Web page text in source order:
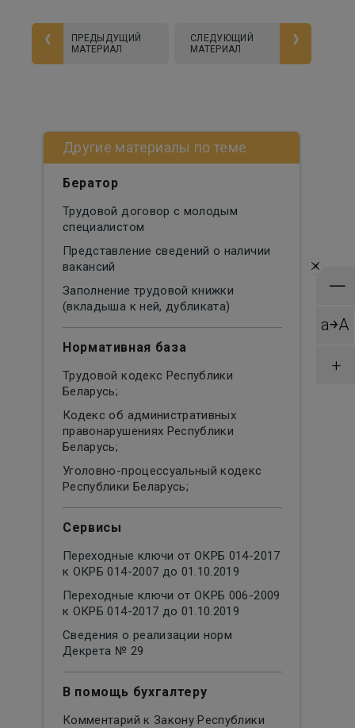
ПРЕДЫДУЩИЙ
МАТЕРИАЛ
СЛЕДУЮЩИЙ
МАТЕРИАЛ
Другие материалы по теме
Бератор
Трудовой договор с молодым
специалистом
Представление сведений о наличии
вакансий
Заполнение трудовой книжки
(вкладыша к ней, дубликата)
Нормативная база
Трудовой кодекс Республики
Беларусь;
Кодекс об административных
правонарушениях Республики
Беларусь;
Уголовно-процессуальный кодекс
Республики Беларусь;
Сервисы
Переходные ключи от ОКРБ 014-2017
к ОКРБ 014-2007 до 01.10.2019
Переходные ключи от ОКРБ 006-2009
к ОКРБ 014-2017 до 01.10.2019
Сведения о реализации норм
Декрета № 29
В помощь бухгалтеру
Комментарий к Закону Республики
×
—
a￫A
+